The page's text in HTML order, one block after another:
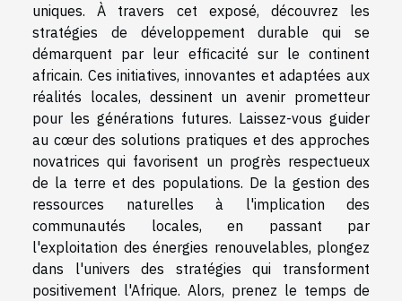
uniques. À travers cet exposé, découvrez les
stratégies de développement durable qui se
démarquent par leur efficacité sur le continent
africain. Ces initiatives, innovantes et adaptées aux
réalités locales, dessinent un avenir prometteur
pour les générations futures. Laissez-vous guider
au cœur des solutions pratiques et des approches
novatrices qui favorisent un progrès respectueux
de la terre et des populations. De la gestion des
ressources naturelles à l'implication des
communautés locales, en passant par
l'exploitation des énergies renouvelables, plongez
dans l'univers des stratégies qui transforment
positivement l'Afrique. Alors, prenez le temps de